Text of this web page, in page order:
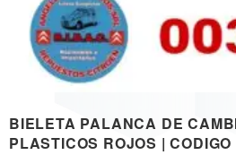
BIELETA PALANCA DE
PLASTICOS ROJOS |